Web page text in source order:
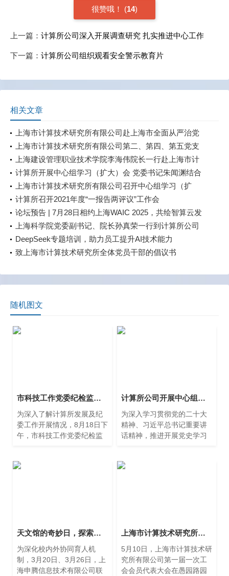
很赞哦！ (14)
上一篇： 计算所公司深入开展调查研究 扎实推进中心工作
下一篇： 计算所公司组织观看安全警示教育片
相关文章
上海市计算技术研究所有限公司赴上海市全面从严治党
警示教育基地参观学习
上海市计算技术研究所有限公司第二、第四、第五党支
部联合开展“七一”主题党日活动
上海建设管理职业技术学院李海伟院长一行赴上海市计
算技术研究所有限公司开展调研交流
计算所开展中心组学习（扩大）会 党委书记朱闻渊结合
《习近平谈治国理政》第四卷上党课 学习交流《总体国
家安全观学习纲要》、《习近平生态文明思想学习纲
要》
上海市计算技术研究所有限公司召开中心组学习（扩
大）会——党委书记上党课
计算所召开2021年度“一报告两评议”工作会
论坛预告 | 7月28日相约上海WAIC 2025，共绘智算云发
展新篇章
上海科学院党委副书记、院长孙真荣一行到计算所公司
调研
DeepSeek专题培训，助力员工提升AI技术能力
致上海市计算技术研究所全体党员干部的倡议书
随机图文
市科技工作党委纪检监察组组长邬万里一行赴计算所开展调研座谈
为深入了解计算所发展及纪
委工作开展情况，8月18日下
午，市科技工作党委纪检监
业务工作和纪委工作的汇
计算所公司开展中心组学习——赴中共三大后中央局机关历史纪念馆参观学习
为深入学习贯彻党的二十大
精神、习近平总书记重要讲
话精神，推进开展党史学习
开中心组学习会，赴中共三
天文馆的奇妙日，探索科普传播新范式
为深化校内外协同育人机
制，3月20日、3月26日，上
海申腾信息技术有限公司联
上海市计算技术研究所有限公司第一届一次工会会员代表大会召开
5月10日，上海市计算技术研
究所有限公司第一届一次工
会会员代表大会在愚园路园